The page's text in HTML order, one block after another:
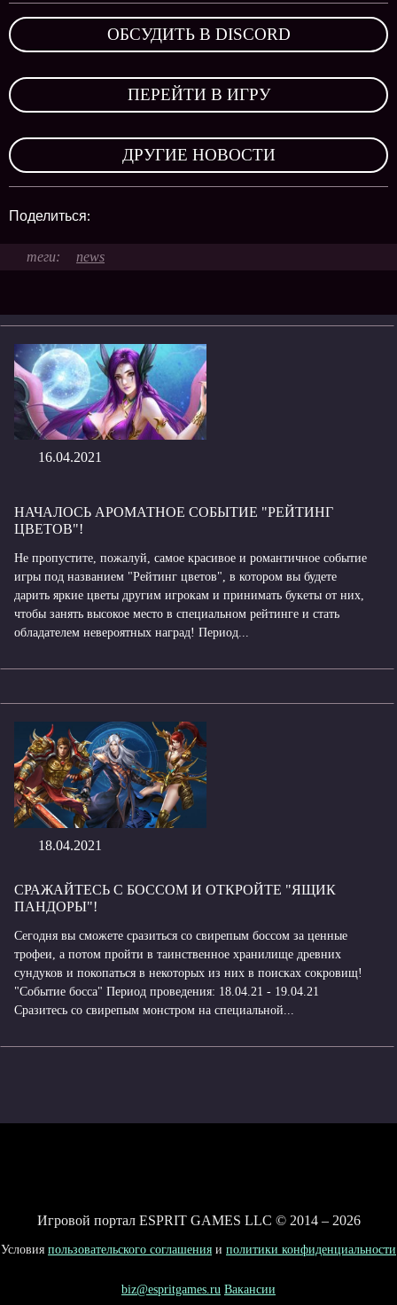
ОБСУДИТЬ В DISCORD
ПЕРЕЙТИ В ИГРУ
ДРУГИЕ НОВОСТИ
Поделиться:
news
16.04.2021
НАЧАЛОСЬ АРОМАТНОЕ СОБЫТИЕ "РЕЙТИНГ
ЦВЕТОВ"!
Не пропустите, пожалуй, самое красивое и романтичное событие
игры под названием "Рейтинг цветов", в котором вы будете
дарить яркие цветы другим игрокам и принимать букеты от них,
чтобы занять высокое место в специальном рейтинге и стать
обладателем невероятных наград! Период...
18.04.2021
СРАЖАЙТЕСЬ С БОССОМ И ОТКРОЙТЕ "ЯЩИК
ПАНДОРЫ"!
Сегодня вы сможете сразиться со свирепым боссом за ценные
трофеи, а потом пройти в таинственное хранилище древних
сундуков и покопаться в некоторых из них в поисках сокровищ!
"Событие босса" Период проведения: 18.04.21 - 19.04.21
Сразитесь со свирепым монстром на специальной...
Игровой портал ESPRIT GAMES LLC © 2014 – 2026
Условия пользовательского соглашения и политики конфиденциальности
biz@espritgames.ru Вакансии